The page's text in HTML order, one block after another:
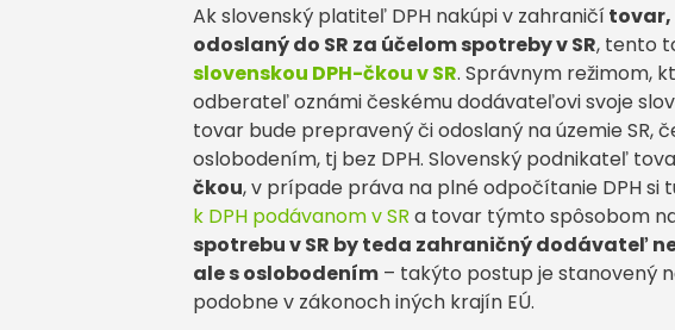
Ak slovenský platiteľ DPH nakúpi v zahraničítovar,
odoslaný do SR za účelom spotreby v SR, tento
slovenskou DPH-čkou v SR. Správnym režimom,
odberateľ oznámi českému dodávateľovi svoje
tovar bude prepravený či odoslaný na územie SR,
oslobodením, tj bez DPH. Slovenský podnikateľ
čkou, v prípade práva na plné odpočítanie DPH si
k DPH podávanom v SR a tovar týmto spôsobom
spotrebu v SR by teda zahraničný dodávateľ
ale s oslobodením – takýto postup je stanovený
podobne v zákonoch iných krajín EÚ.